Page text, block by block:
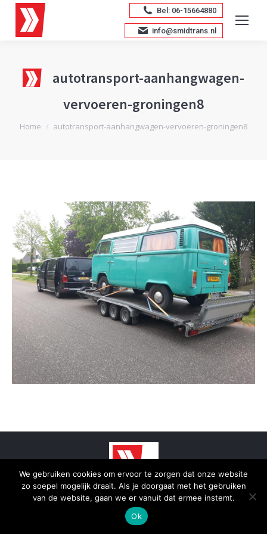
Bel: 06-15664880
info@smidtrans.nl
autotransport-aanhangwagen-
vervoeren-groningen8
Je bent hier:
Home autotransport-aanhangwagen-vervoeren-groningen8
© 2025 - SmidTrans - Koerier Groningen
Bottom menu
We gebruiken cookies om ervoor te zorgen dat onze website
zo soepel mogelijk draait. Als je doorgaat met het gebruiken
van de website, gaan we er vanuit dat ermee instemt.
Ok